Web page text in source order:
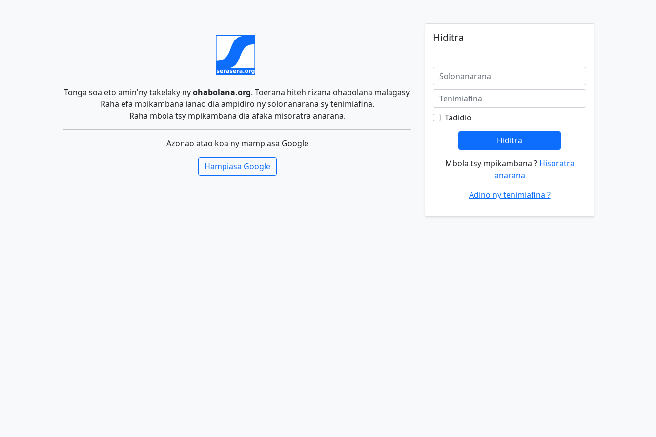
Tonga soa eto amin'ny takelaky nyohabolana.org. Toerana hitehirizana ohabolana malagasy.
Raha efa mpikambana ianao dia ampidiro ny solonanarana sy tenimiafina.
Raha mbola tsy mpikambana dia afaka misoratra anarana.
Azonao atao koa ny mampiasa Google
Hampiasa Google
Hiditra
Tadidio
Hiditra
Mbola tsy mpikambana ? Hisoratra
anarana
Adino ny tenimiafina ?